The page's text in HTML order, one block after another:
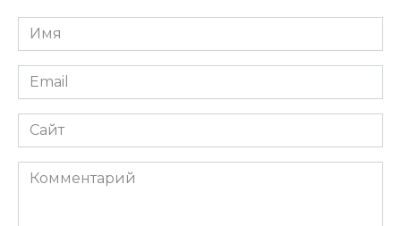
Имя
*
Email
*
Сайт
Комментарий